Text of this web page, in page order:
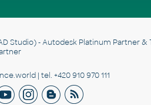
Studio) - Autodesk Platinum Partner &
| tel. +420 910 970 111